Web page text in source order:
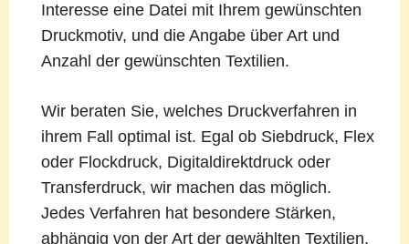
Interesse eine Datei mit Ihrem gewünschten
Druckmotiv, und die Angabe über Art und
Anzahl der gewünschten Textilien.
Wir beraten Sie, welches Druckverfahren in
ihrem Fall optimal ist. Egal ob Siebdruck, Flex
oder Flockdruck, Digitaldirektdruck oder
Transferdruck, wir machen das möglich.
Jedes Verfahren hat besondere Stärken,
abhängig von der Art der gewählten Textilien,